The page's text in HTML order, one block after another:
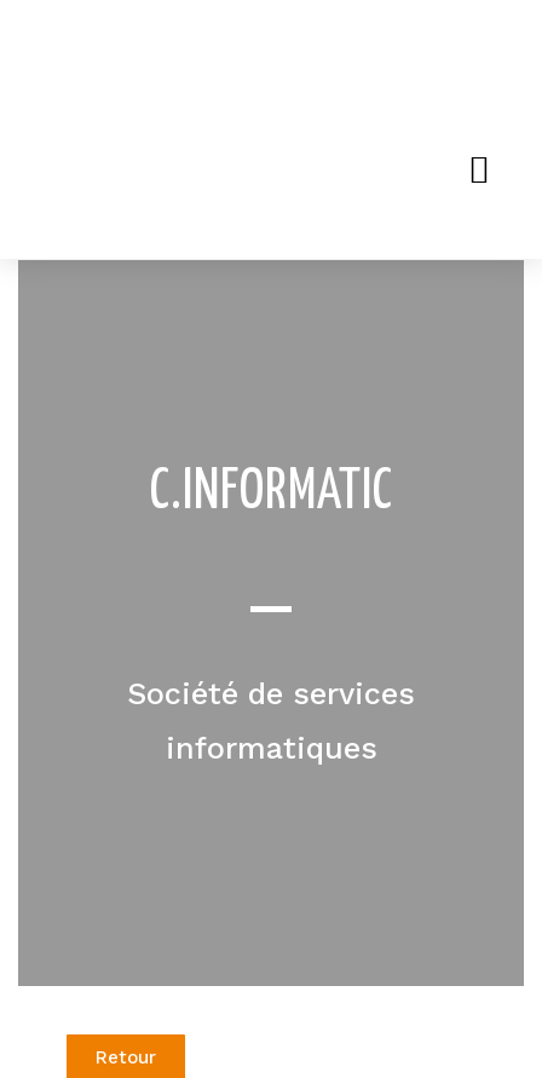
C.INFORMATIC
Société de services
informatiques
Retour